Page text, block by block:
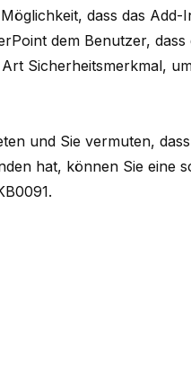
dass das Add-
dem Benutzer, dass
Sicherheitsmerkmal,
und Sie vermuten,
hat, können Sie eine
.